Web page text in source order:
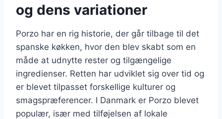
og dens variationer
Porzo har en rig historie, der går tilbage til det
spanske køkken, hvor den blev skabt som en
måde at udnytte rester og tilgængelige
ingredienser. Retten har udviklet sig over tid og
er blevet tilpasset forskellige kulturer og
smagspræferencer. I Danmark er Porzo blevet
populær, især med tilføjelsen af lokale